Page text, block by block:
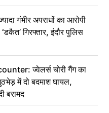
कर दीजिए हम नहीं आ पाएंगे
गंभीर अपराधों का आरोपी
गिरफ्तार, इंदौर पुलिस
ज्वेलर्स चोरी गैंग का
में दो बदमाश घायल,
बरामद